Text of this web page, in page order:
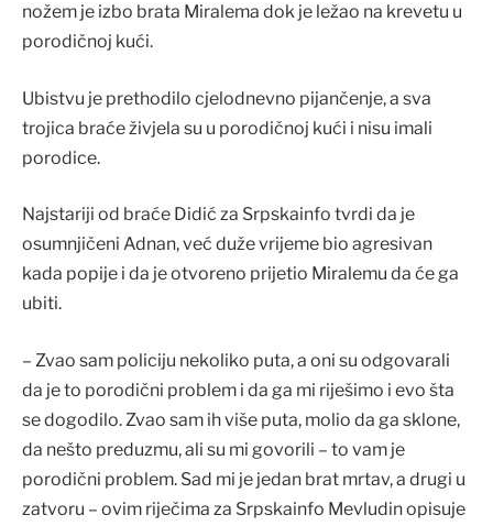
nožem je izbo brata Miralema dok je ležao na krevetu u
porodičnoj kući.
Ubistvu je prethodilo cjelodnevno pijančenje, a sva
trojica braće živjela su u porodičnoj kući i nisu imali
porodice.
Najstariji od braće Didić za Srpskainfo tvrdi da je
osumnjičeni Adnan, već duže vrijeme bio agresivan
kada popije i da je otvoreno prijetio Miralemu da će ga
ubiti.
– Zvao sam policiju nekoliko puta, a oni su odgovarali
da je to porodični problem i da ga mi riješimo i evo šta
se dogodilo. Zvao sam ih više puta, molio da ga sklone,
da nešto preduzmu, ali su mi govorili – to vam je
porodični problem. Sad mi je jedan brat mrtav, a drugi u
zatvoru – ovim riječima za Srpskainfo Mevludin opisuje